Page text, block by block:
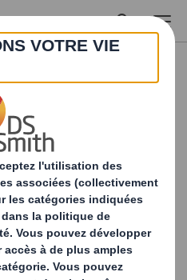
comment
vos
formidable évolution
qu'ils se trouvent et à